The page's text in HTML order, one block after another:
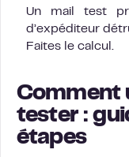
Un mail test
d’expéditeur
Faites le calcul.
Comment
tester :
étapes